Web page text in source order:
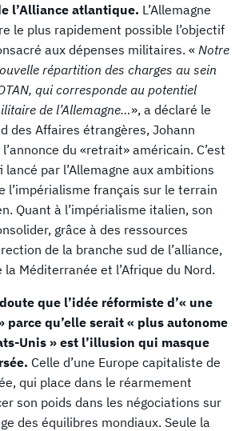
l’Alliance atlantique. L’Allemagne
le plus rapidement possible l’objectif
aux dépenses militaires. « Notre
répartition des charges au sein
qui corresponde au potentiel
de l’Allemagne…», a déclaré le
des Affaires étrangères, Johann
du «retrait» américain. C’est
par l’Allemagne aux ambitions
l’impérialisme français sur le terrain
Quant à l’impérialisme italien, son
grâce à des ressources
de la branche sud de l’alliance,
Méditerranée et l’Afrique du Nord.
que l’idée réformiste d’« une
parce qu’elle serait « plus autonome
Unis » est l’illusion qui masque
Celle d’une Europe capitaliste de
qui place dans le réarmement
son poids dans les négociations sur
des équilibres mondiaux. Seule la